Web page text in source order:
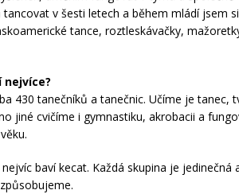
v šesti letech a během mládí jsem si
tance, roztleskávačky,
430 tanečníků a tanečnic. Učíme je tanec,
jiné cvičíme i gymnastiku, akrobacii a
baví kecat. Každá skupina je jedinečná